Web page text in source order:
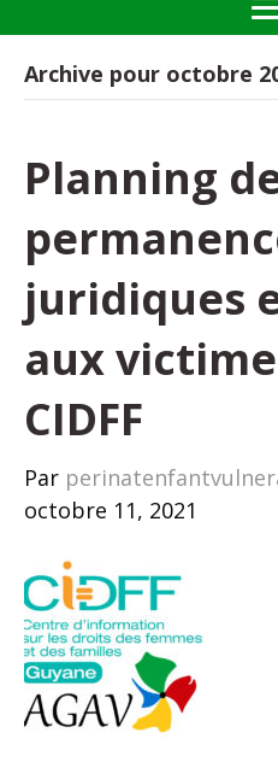
Archive pour octobre
Planning
juridiques
aux
CIDFF
Par
octobre 11, 2021